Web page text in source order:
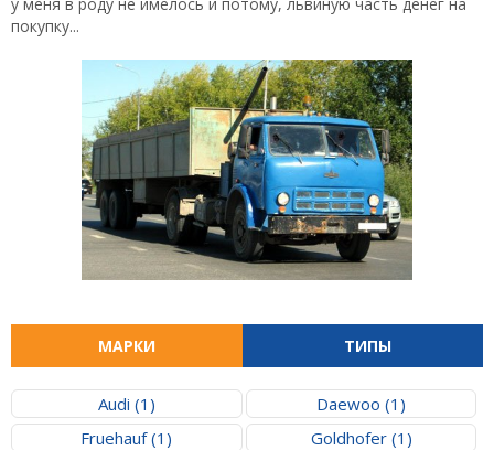
покупку...
МАРКИ ТИПЫ
Audi (1)
Daewoo (1)
Fruehauf (1)
Goldhofer (1)